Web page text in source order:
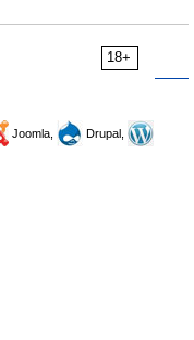
18+
Joomla,
Drupal,